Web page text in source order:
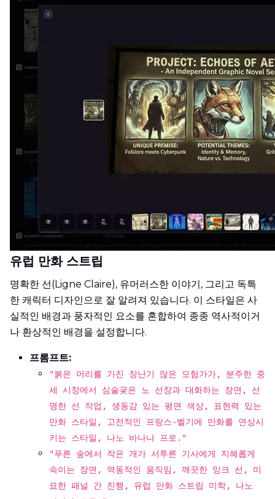
유럽 만화 스트립
명확한 선(Ligne Claire), 유머러스한 이야기, 그리고 독특
한 캐릭터 디자인으로 잘 알려져 있습니다. 이 스타일은 사
실적인 배경과 풍자적인 요소를 혼합하여 종종 역사적이거
나 환상적인 배경을 설정합니다.
프롬프트:
"붉은 머리를 가진 장난기 많은 모험가가, 분주한 중
세 시장에서 심술궂은 노 선장과 대화하는 장면, 선
명한 선 작업, 생동감 있는 평면 색상, 표현력 있는
만화 스타일, 고전적인 프랑스-벨기에 만화를 연상시
키는 스타일, 나노 바나나 프로."
"푸른 숲에서 작은 개가 서투른 기사에게 지혜롭게
속이는 장면, 역동적인 움직임, 깨끗한 잉크 선, 미
묘한 패널 간 진행, 유럽 만화 스트립 미학, 나노